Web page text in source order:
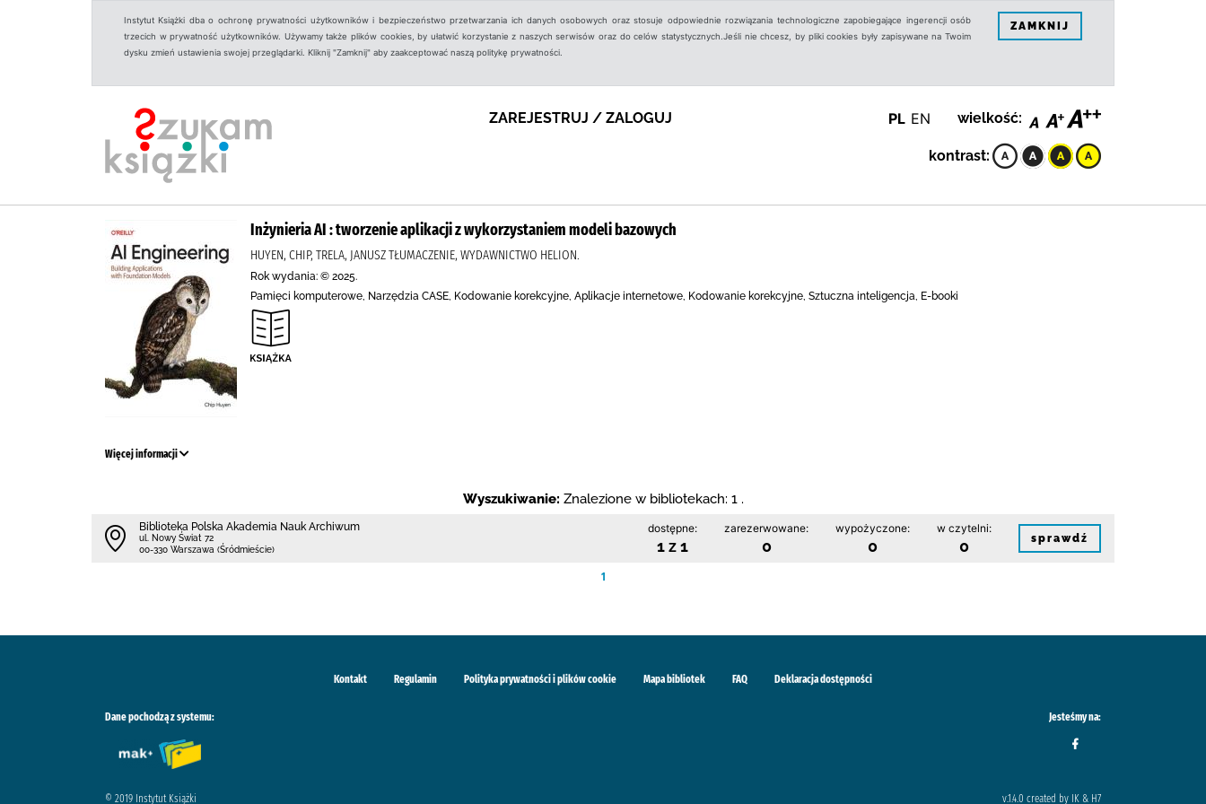
Instytut Książki dba o ochronę prywatności użytkowników i bezpieczeństwo przetwarzania ich danych osobowych oraz stosuje odpowiednie rozwiązania technologiczne zapobiegające ingerencji osób
trzecich w prywatność użytkowników. Używamy także plików cookies, by ułatwić korzystanie z naszych serwisów oraz do celów statystycznych.Jeśli nie chcesz, by pliki cookies były zapisywane na Twoim
dysku zmień ustawienia swojej przeglądarki. Kliknij "Zamknij" aby zaakceptować naszą politykę prywatności.
ZAMKNIJ
ZAREJESTRUJ / ZALOGUJ PL EN wielkość:
kontrast:
Inżynieria AI : tworzenie aplikacji z wykorzystaniem modeli bazowych
HUYEN, CHIP, TRELA, JANUSZ TŁUMACZENIE, WYDAWNICTWO HELION.
Rok wydania: © 2025.
Pamięci komputerowe, Narzędzia CASE, Kodowanie korekcyjne, Aplikacje internetowe, Kodowanie korekcyjne, Sztuczna inteligencja, E-booki
Więcej informacji
Wyszukiwanie: Znalezione w bibliotekach: 1 .
Biblioteka Polska Akademia Nauk Archiwum
ul. Nowy Świat 72
00-330 Warszawa (Śródmieście)
dostępne:
1 z 1
zarezerwowane:
0
wypożyczone:
0
w czytelni:
0 sprawdź
1
Kontakt Regulamin Polityka prywatności i plików cookie Mapa bibliotek FAQ Deklaracja dostępności
Dane pochodzą z systemu: Jesteśmy na:
© 2019 Instytut Książki v.1.4.0 created by IK & H7